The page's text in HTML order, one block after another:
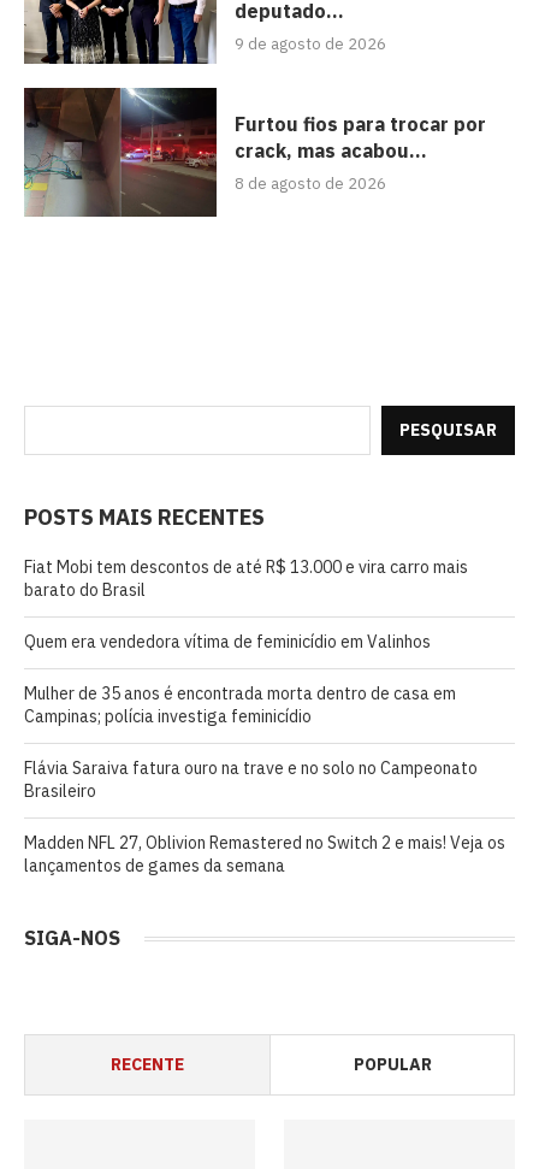
deputado...
9 de agosto de 2026
Furtou fios para trocar por
crack, mas acabou...
8 de agosto de 2026
PESQUISAR
POSTS MAIS RECENTES
Fiat Mobi tem descontos de até R$ 13.000 e vira carro mais
barato do Brasil
Quem era vendedora vítima de feminicídio em Valinhos
Mulher de 35 anos é encontrada morta dentro de casa em
Campinas; polícia investiga feminicídio
Flávia Saraiva fatura ouro na trave e no solo no Campeonato
Brasileiro
Madden NFL 27, Oblivion Remastered no Switch 2 e mais! Veja os
lançamentos de games da semana
SIGA-NOS
RECENTE POPULAR